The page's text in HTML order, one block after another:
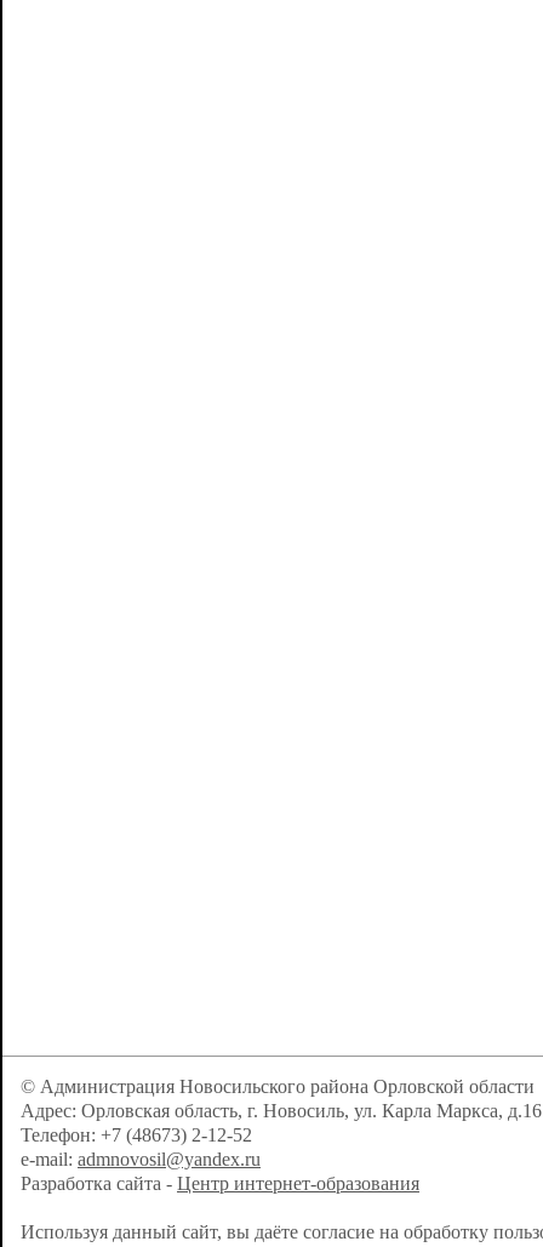
© Администрация Новосильского района Орловской области
Адрес: Орловская область, г. Новосиль, ул. Карла Маркса, д.16
Телефон: +7 (48673) 2-12-52
e-mail: admnovosil@yandex.ru
Разработка сайта - Центр интернет-образования
Используя данный сайт, вы даёте согласие на обработку